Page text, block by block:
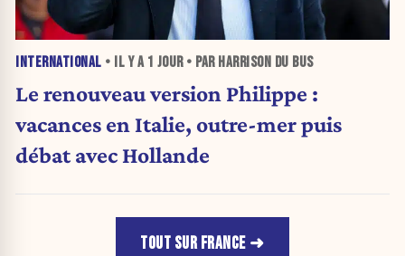
INTERNATIONAL • IL Y A 1 JOUR• PAR HARRISON DU BUS
Le renouveau version Philippe :
vacances en Italie, outre-mer puis
débat avec Hollande
TOUT SUR FRANCE